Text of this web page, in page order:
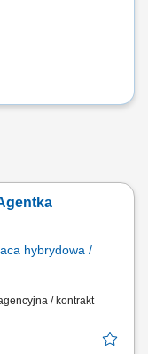
hybrydowa /
/ kontrakt